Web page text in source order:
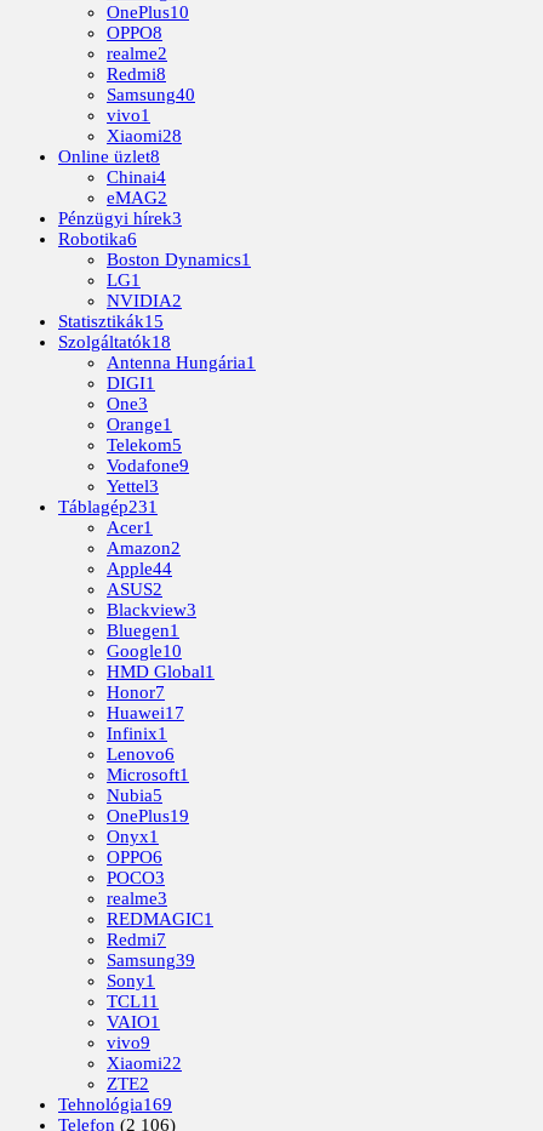
OnePlus10
OPPO8
realme2
Redmi8
Samsung40
vivo1
Xiaomi28
Online üzlet8
Chinai4
eMAG2
Pénzügyi hírek3
Robotika6
Boston Dynamics1
LG1
NVIDIA2
Statisztikák15
Szolgáltatók18
Antenna Hungária1
DIGI1
One3
Orange1
Telekom5
Vodafone9
Yettel3
Táblagép231
Acer1
Amazon2
Apple44
ASUS2
Blackview3
Bluegen1
Google10
HMD Global1
Honor7
Huawei17
Infinix1
Lenovo6
Microsoft1
Nubia5
OnePlus19
Onyx1
OPPO6
POCO3
realme3
REDMAGIC1
Redmi7
Samsung39
Sony1
TCL11
VAIO1
vivo9
Xiaomi22
ZTE2
Tehnológia169
Telefon (2 106)